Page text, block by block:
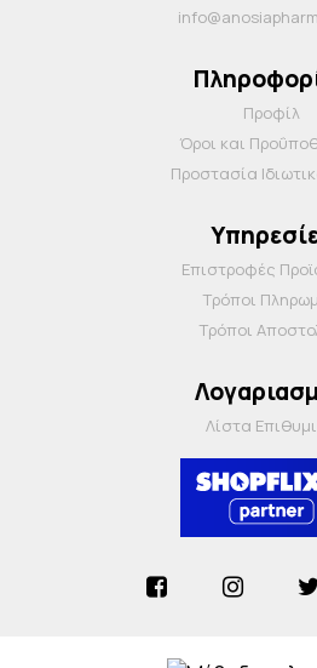
Προφίλ
Όροι και
Προστασία
Επιστροφές
Τρόποι
Τρόποι
Λίστα